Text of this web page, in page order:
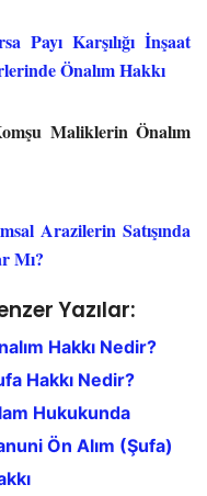
Payı Karşılığı İnşaat
Önalım Hakkı
Maliklerin Önalım
Arazilerin Satışında
Mı?
Yazılar:
Hakkı Nedir?
Hakkı Nedir?
Hukukunda
Ön Alım (Şufa)